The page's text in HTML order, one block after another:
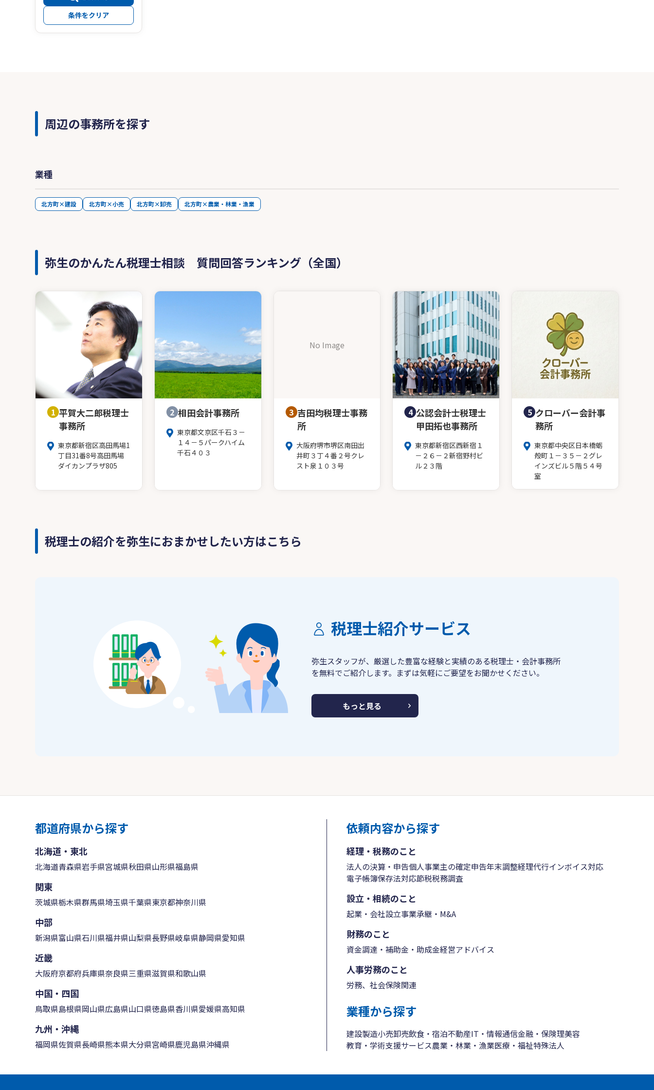
条件をクリア
周辺の事務所を探す
業種
北方町×建設 北方町×小売 北方町×卸売 北方町×農業・林業・漁業
弥生のかんたん税理士相談 質問回答ランキング（全国）
1 平賀大二郎税理士
事務所
東京都新宿区高田馬場1
丁目31番8号高田馬場
ダイカンプラザ805
2 相田会計事務所
東京都文京区千石３－
１４－５パークハイム
千石４０３
No Image
3 吉田均税理士事務
所
大阪府堺市堺区南田出
井町３丁４番２号クレ
スト泉１０３号
4 公認会計士税理士
甲田拓也事務所
東京都新宿区西新宿１
－２６－２新宿野村ビ
ル２３階
5 クローバー会計事
務所
東京都中央区日本橋蛎
殻町１－３５－２グレ
インズビル５階５４号
室
税理士の紹介を弥生におまかせしたい方はこちら
税理士紹介サービス
弥生スタッフが、厳選した豊富な経験と実績のある税理士・会計事務所
を無料でご紹介します。まずは気軽にご要望をお聞かせください。
もっと見る
都道府県から探す
北海道・東北
北海道青森県岩手県宮城県秋田県山形県福島県
関東
茨城県栃木県群馬県埼玉県千葉県東京都神奈川県
中部
新潟県富山県石川県福井県山梨県長野県岐阜県静岡県愛知県
近畿
大阪府京都府兵庫県奈良県三重県滋賀県和歌山県
中国・四国
鳥取県島根県岡山県広島県山口県徳島県香川県愛媛県高知県
九州・沖縄
福岡県佐賀県長崎県熊本県大分県宮崎県鹿児島県沖縄県
依頼内容から探す
経理・税務のこと
法人の決算・申告個人事業主の確定申告年末調整経理代行インボイス対応
電子帳簿保存法対応節税税務調査
設立・相続のこと
起業・会社設立事業承継・M&A
財務のこと
資金調達・補助金・助成金経営アドバイス
人事労務のこと
労務、社会保険関連
業種から探す
建設製造小売卸売飲食・宿泊不動産IT・情報通信金融・保険理美容
教育・学術支援サービス農業・林業・漁業医療・福祉特殊法人